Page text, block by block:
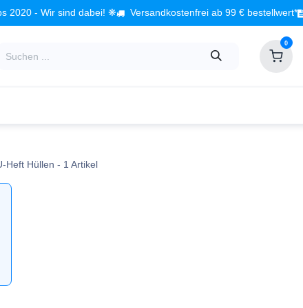
2020 - Wir sind dabei! ❋ Versandkostenfrei ab 99 € bestellwert*
0
Heft Hüllen - 1 Artikel